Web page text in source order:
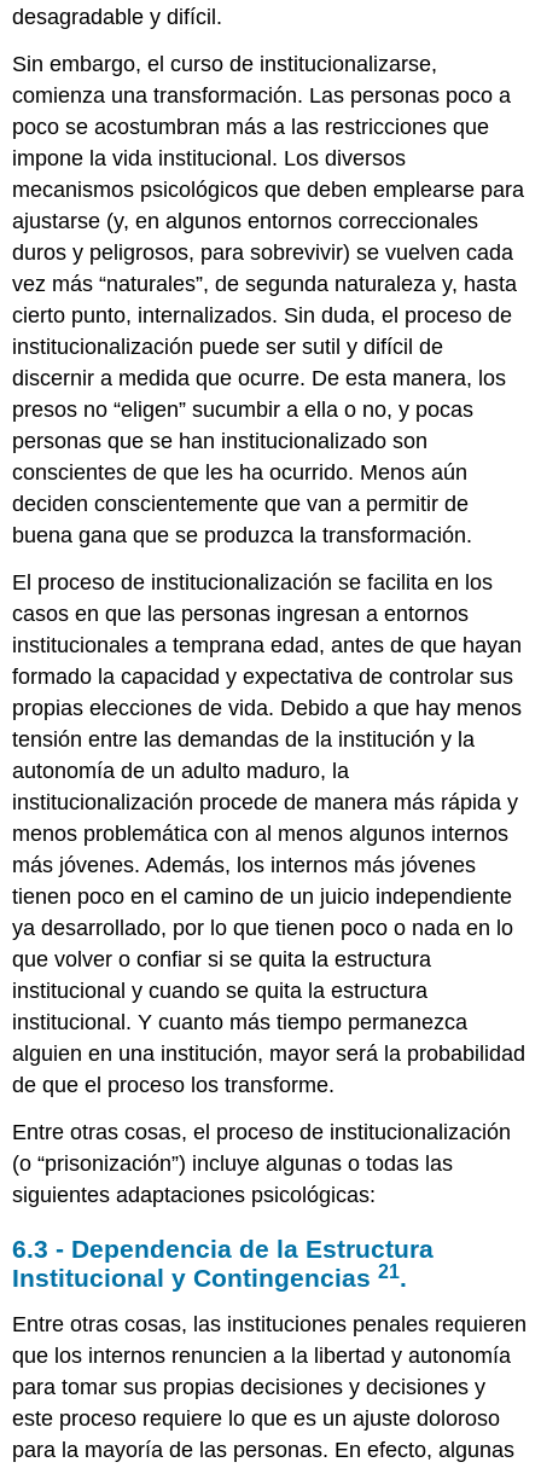
desagradable y difícil.
Sin embargo, el curso de institucionalizarse,
comienza una transformación. Las personas poco a
poco se acostumbran más a las restricciones que
impone la vida institucional. Los diversos
mecanismos psicológicos que deben emplearse para
ajustarse (y, en algunos entornos correccionales
duros y peligrosos, para sobrevivir) se vuelven cada
vez más “naturales”, de segunda naturaleza y, hasta
cierto punto, internalizados. Sin duda, el proceso de
institucionalización puede ser sutil y difícil de
discernir a medida que ocurre. De esta manera, los
presos no “eligen” sucumbir a ella o no, y pocas
personas que se han institucionalizado son
conscientes de que les ha ocurrido. Menos aún
deciden conscientemente que van a permitir de
buena gana que se produzca la transformación.
El proceso de institucionalización se facilita en los
casos en que las personas ingresan a entornos
institucionales a temprana edad, antes de que hayan
formado la capacidad y expectativa de controlar sus
propias elecciones de vida. Debido a que hay menos
tensión entre las demandas de la institución y la
autonomía de un adulto maduro, la
institucionalización procede de manera más rápida y
menos problemática con al menos algunos internos
más jóvenes. Además, los internos más jóvenes
tienen poco en el camino de un juicio independiente
ya desarrollado, por lo que tienen poco o nada en lo
que volver o confiar si se quita la estructura
institucional y cuando se quita la estructura
institucional. Y cuanto más tiempo permanezca
alguien en una institución, mayor será la probabilidad
de que el proceso los transforme.
Entre otras cosas, el proceso de institucionalización
(o “prisonización”) incluye algunas o todas las
siguientes adaptaciones psicológicas:
6.3 - Dependencia de la Estructura
Institucional y Contingencias21.
Entre otras cosas, las instituciones penales requieren
que los internos renuncien a la libertad y autonomía
para tomar sus propias decisiones y decisiones y
este proceso requiere lo que es un ajuste doloroso
para la mayoría de las personas. En efecto, algunas